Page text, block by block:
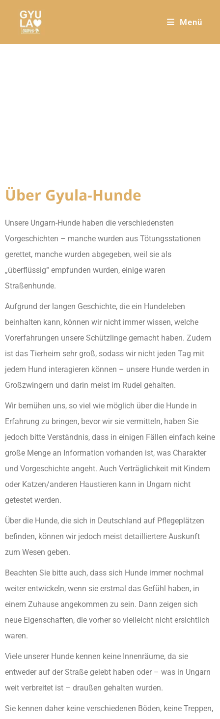
Menü
Über Gyula-Hunde
Unsere Ungarn-Hunde haben die verschiedensten
Vorgeschichten – manche wurden aus Tötungsstationen
gerettet, manche wurden abgegeben, weil sie als
„überflüssig“ empfunden wurden, einige waren
Straßenhunde.
Aufgrund der langen Geschichte, die ein Hundeleben
beinhalten kann, können wir nicht immer wissen, welche
Vorerfahrungen unsere Schützlinge gemacht haben. Zudem
ist das Tierheim sehr groß, sodass wir nicht jeden Tag mit
jedem Hund interagieren können – unsere Hunde werden in
Großzwingern und darin meist im Rudel gehalten.
Wir bemühen uns, so viel wie möglich über die Hunde in
Erfahrung zu bringen, bevor wir sie vermitteln, haben Sie
jedoch bitte Verständnis, dass in einigen Fällen einfach keine
große Menge an Information vorhanden ist, was Charakter
und Vorgeschichte angeht. Auch Verträglichkeit mit Kindern
oder Katzen/anderen Haustieren kann in Ungarn nicht
getestet werden.
Über die Hunde, die sich in Deutschland auf Pflegeplätzen
befinden, können wir jedoch meist detailliertere Auskunft
zum Wesen geben.
Beachten Sie bitte auch, dass sich Hunde immer nochmal
weiter entwickeln, wenn sie erstmal das Gefühl haben, in
einem Zuhause angekommen zu sein. Dann zeigen sich
neue Eigenschaften, die vorher so vielleicht nicht ersichtlich
waren.
Viele unserer Hunde kennen keine Innenräume, da sie
entweder auf der Straße gelebt haben oder – was in Ungarn
weit verbreitet ist – draußen gehalten wurden.
Sie kennen daher keine verschiedenen Böden, keine Treppen,